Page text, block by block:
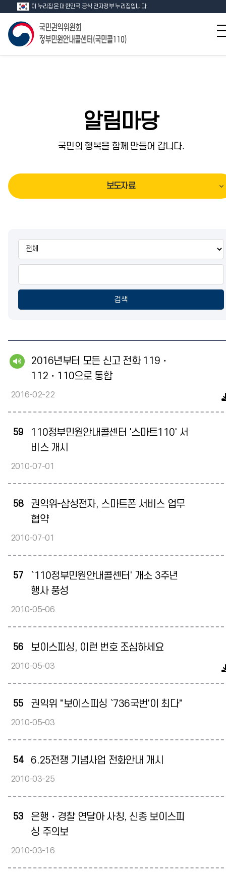
이 누리집은 대한민국 공식 전자정부 누리집입니다.
알림마당
국민의 행복을 함께 만들어 갑니다.
보도자료
검색
2016년부터 모든 신고 전화 119・
112・110으로 통합
2016-02-22
59
110정부민원안내콜센터 '스마트110' 서
비스 개시
2010-07-01
58
권익위-삼성전자, 스마트폰 서비스 업무
협약
2010-07-01
57
`110정부민원안내콜센터' 개소 3주년
행사 풍성
2010-05-06
56 보이스피싱, 이런 번호 조심하세요
2010-05-03
55 권익위 "보이스피싱 `736국번'이 최다"
2010-05-03
54 6.25전쟁 기념사업 전화안내 개시
2010-03-25
53
은행・경찰 연달아 사칭, 신종 보이스피
싱 주의보
2010-03-16